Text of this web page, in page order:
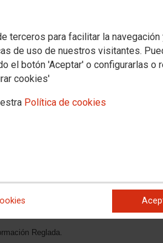
terceros para facilitar la navegación
de uso de nuestros visitantes.
el botón 'Aceptar' o configurarlas o
cookies'
Política de cookies
en la concentración del 20 de
EN EL EXAMEN DE
la transperecia y la igualdad de todos. .
Reglada.